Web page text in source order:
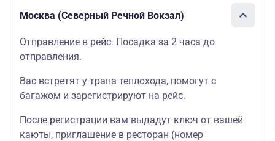
Москва (Северный Речной Вокзал)
Отправление в рейс. Посадка за 2 часа до
отправления.
Вас встретят у трапа теплохода, помогут с
багажом и зарегистрируют на рейс.
После регистрации вам выдадут ключ от вашей
каюты, приглашение в ресторан (номер